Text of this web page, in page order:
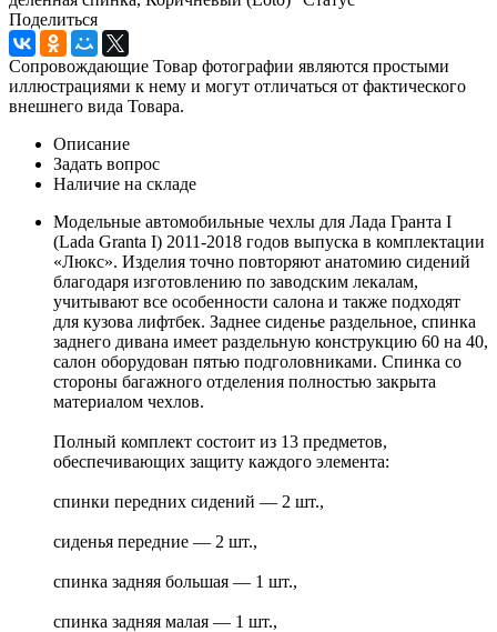
Поделиться
Сопровождающие Товар фотографии являются простыми
иллюстрациями к нему и могут отличаться от фактического
внешнего вида Товара.
Описание
Задать вопрос
Наличие на складе
Модельные автомобильные чехлы для Лада Гранта I
(Lada Granta I) 2011-2018 годов выпуска в комплектации
«Люкс». Изделия точно повторяют анатомию сидений
благодаря изготовлению по заводским лекалам,
учитывают все особенности салона и также подходят
для кузова лифтбек. Заднее сиденье раздельное, спинка
заднего дивана имеет раздельную конструкцию 60 на 40,
салон оборудован пятью подголовниками. Спинка со
стороны багажного отделения полностью закрыта
материалом чехлов.
Полный комплект состоит из 13 предметов,
обеспечивающих защиту каждого элемента:
спинки передних сидений — 2 шт.,
сиденья передние — 2 шт.,
спинка задняя большая — 1 шт.,
спинка задняя малая — 1 шт.,